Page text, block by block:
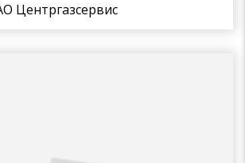
Центргазсервис